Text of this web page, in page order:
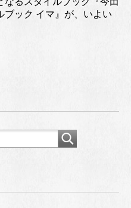
ブック イマ』が、いよい